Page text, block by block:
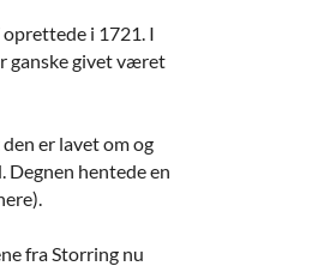
i 1721. I
ganske givet været
er lavet om og
Degnen hentede en
fra Storring nu